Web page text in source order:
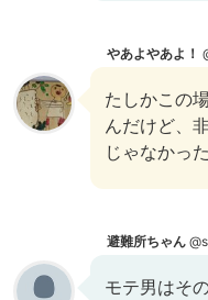
やあよやあよ！
たしかこの
んだけど、
じゃなかっ
避難所ちゃん
モテ男はそ